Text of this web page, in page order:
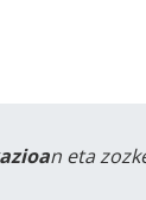
n eta